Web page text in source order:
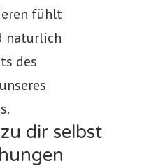
fühlt
natürlich
des
dir selbst